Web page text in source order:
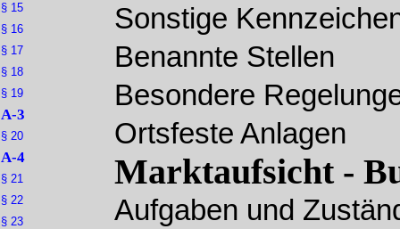
§ 15
§ 16
§ 17
§ 18
§ 19
A-3
§ 20
A-4
§ 21
§ 22
§ 23
Sonstige
Benannte Stellen
Besondere
Ortsfeste Anlagen
Marktaufsicht -
Aufgaben und